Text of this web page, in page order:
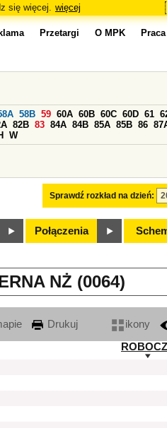
się więcej. więcej
Przetargi O MPK Praca
Sprawdź rozkład na dzień:
58B 59 60A 60B 60C 60D 61
82B 83 84A 84B 85A 85B 86
W
Połączenia
NŻ (0064)
Drukuj ikony